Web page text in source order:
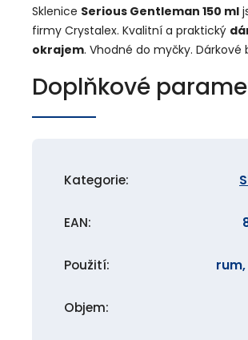
Sklenice Serious Gentleman 150 ml
firmy Crystalex. Kvalitní a praktický
okrajem. Vhodné do myčky. Dárkové
Doplňkové
Kategorie:
EAN:
Použití:
Objem: